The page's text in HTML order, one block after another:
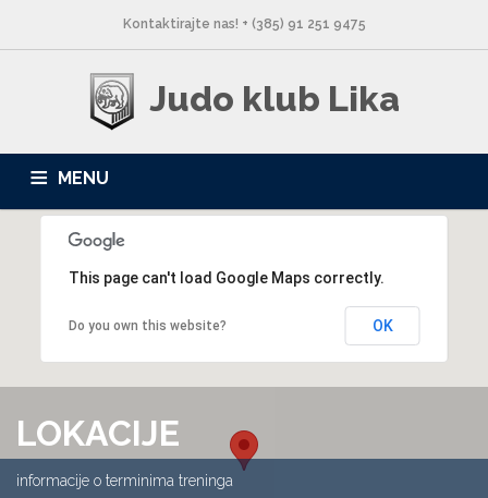
Kontaktirajte nas! + (385) 91 251 9475
Judo klub Lika
MENU
NASLOVNA
GALERIJA KONTAKT
This page can't load Google Maps correctly.
Do you own this website? OK
LOKACIJE
informacije o terminima treninga